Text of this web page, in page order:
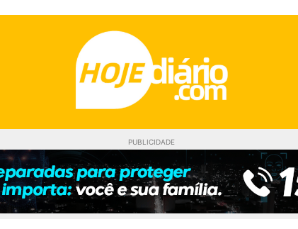
PUBLICIDADE